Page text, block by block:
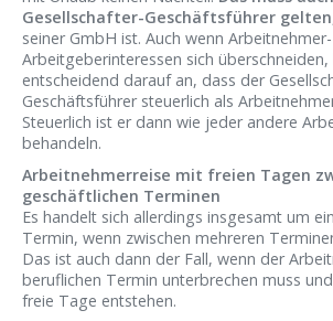
Gesellschafter-Geschäftsführer gelten
seiner GmbH ist. Auch wenn
Arbeitgeberinteressen sich
entscheidend darauf an, dass der
Geschäftsführer steuerlich als
Steuerlich ist er dann wie jeder andere
behandeln.
Arbeitnehmerreise mit freien Tagen
geschäftlichen Terminen
Es handelt sich allerdings insgesamt um
Termin, wenn zwischen mehreren
Das ist auch dann der Fall, wenn der
beruflichen Termin unterbrechen muss
freie Tage entstehen.